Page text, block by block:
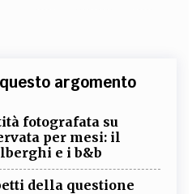
argomento
fotografata su
per mesi: il
e i b&b
della questione